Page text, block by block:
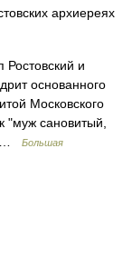
архиереях
и
основанного
Московского
"муж сановитый,
…
Большая